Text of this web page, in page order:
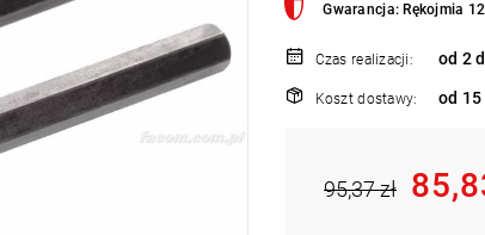
Gwarancja: Rękojmia
Czas realizacji: od 2
Koszt dostawy: od 15
95,37 zł